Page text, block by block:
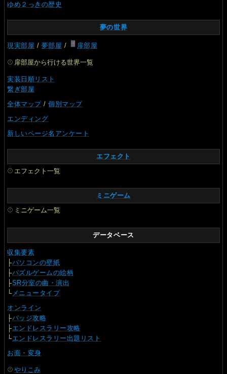
ゆめ２っきの歴史
夢の世界
現実部屋 / 夢部屋 / 扉部屋
扉部屋から行ける世界一覧
実装日順リスト
繋ぎ部屋
全体マップ/個別マップ
エンディング
新しいページ名アンケート
エフェクト
エフェクト一覧
ミニゲーム
ミニゲーム一覧
データベース
収集要素
├パソコンの壁紙
├パズルゲームの絵柄
├SR分室の曲・演出
└メニュータイプ
オンライン
├バッジ攻略
├エンドレスラリー攻略
└エンドレスラリー出題リスト
お面・変身
やりこみ